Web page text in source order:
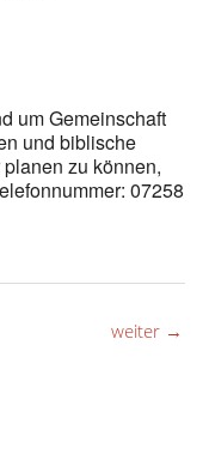
um Gemeinschaft
und biblische
zu können,
07258
weiter →